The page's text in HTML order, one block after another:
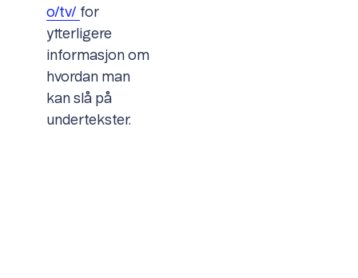
o/tv/ for
ytterligere
informasjon om
hvordan man
kan slå på
undertekster.